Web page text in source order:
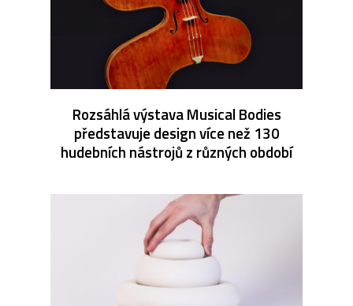
Rozsáhlá výstava Musical Bodies
představuje design více než 130
hudebních nástrojů z různých období